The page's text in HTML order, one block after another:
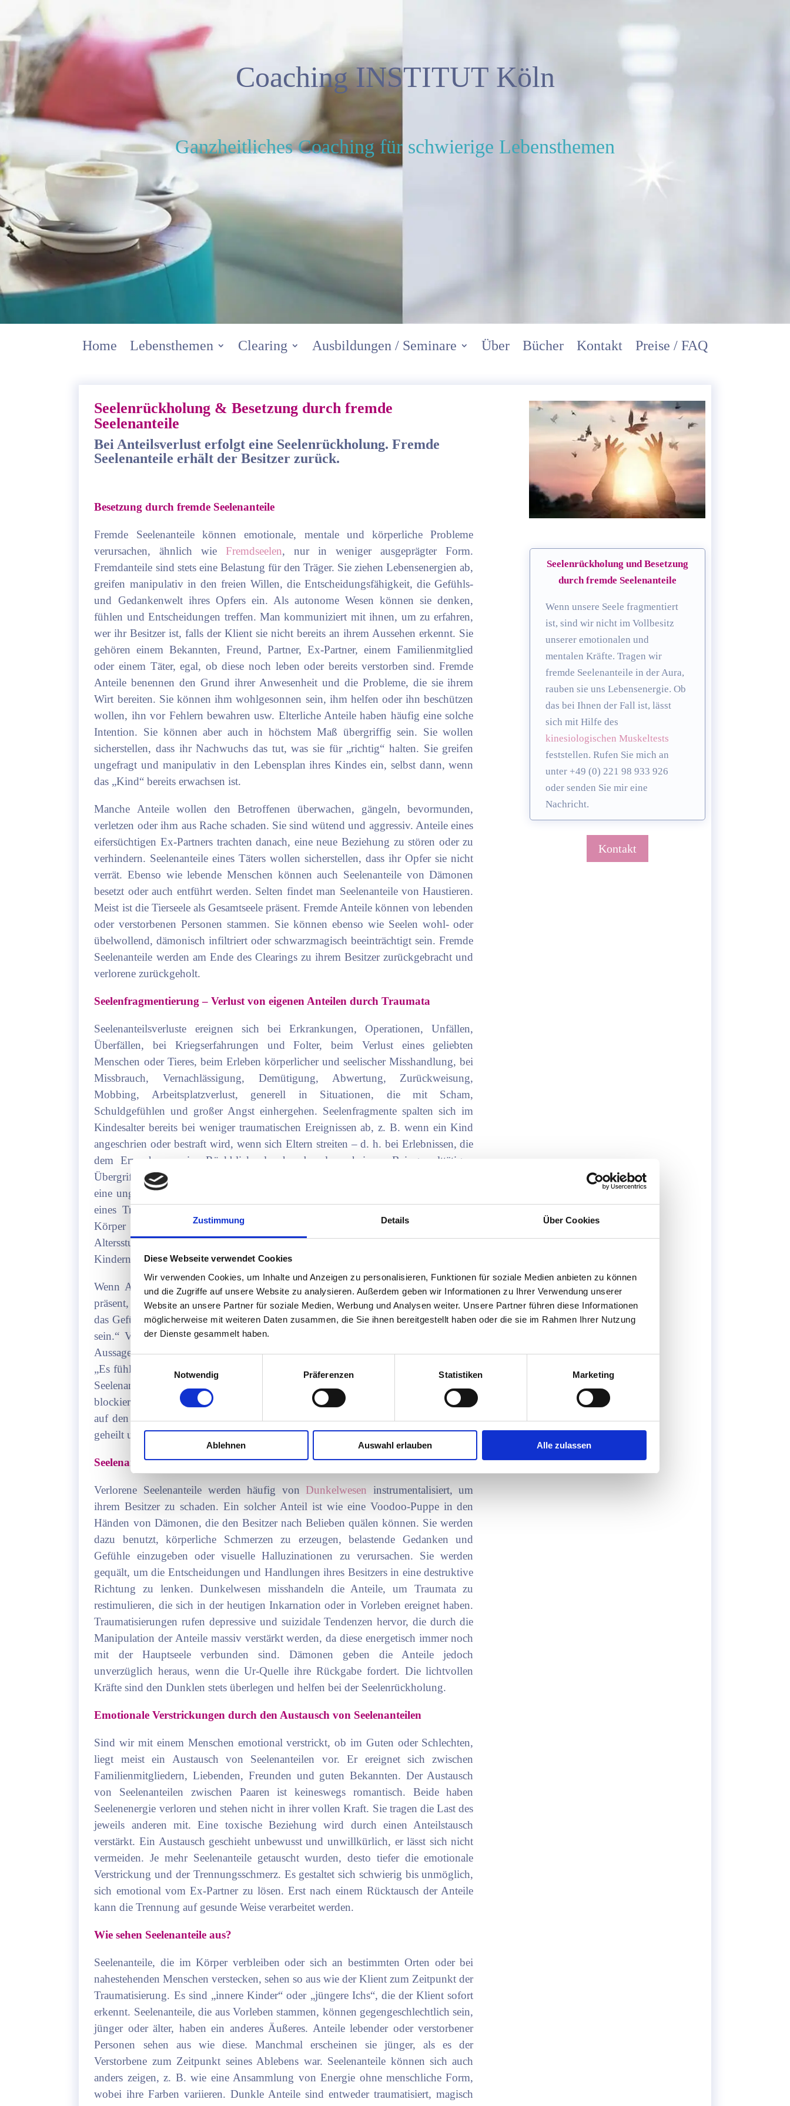
Zustimmung Details Über Cookies
Diese Webseite verwendet Cookies
Wir verwenden Cookies, um Inhalte und Anzeigen zu personalisieren, Funktionen für soziale Medien anbieten zu können
und die Zugriffe auf unsere Website zu analysieren. Außerdem geben wir Informationen zu Ihrer Verwendung unserer
Website an unsere Partner für soziale Medien, Werbung und Analysen weiter. Unsere Partner führen diese Informationen
möglicherweise mit weiteren Daten zusammen, die Sie ihnen bereitgestellt haben oder die sie im Rahmen Ihrer Nutzung
der Dienste gesammelt haben.
Notwendig
Präferenzen Statistiken Marketing
Ablehnen Auswahl erlauben Alle zulassen
Coaching INSTITUT Köln
Ganzheitliches Coaching für schwierige Lebensthemen
Home Lebensthemen Clearing Ausbildungen / Seminare Über Bücher Kontakt Preise / FAQ
Seelenrückholung & Besetzung durch fremde
Seelenanteile
Bei Anteilsverlust erfolgt eine Seelenrückholung. Fremde
Seelenanteile erhält der Besitzer zurück.
Besetzung durch fremde Seelenanteile
Fremde Seelenanteile können emotionale, mentale und körperliche Probleme
verursachen, ähnlich wie Fremdseelen, nur in weniger ausgeprägter Form.
Fremdanteile sind stets eine Belastung für den Träger. Sie ziehen Lebensenergien ab,
greifen manipulativ in den freien Willen, die Entscheidungsfähigkeit, die Gefühls-
und Gedankenwelt ihres Opfers ein. Als autonome Wesen können sie denken,
fühlen und Entscheidungen treffen. Man kommuniziert mit ihnen, um zu erfahren,
wer ihr Besitzer ist, falls der Klient sie nicht bereits an ihrem Aussehen erkennt. Sie
gehören einem Bekannten, Freund, Partner, Ex-Partner, einem Familienmitglied
oder einem Täter, egal, ob diese noch leben oder bereits verstorben sind. Fremde
Anteile benennen den Grund ihrer Anwesenheit und die Probleme, die sie ihrem
Wirt bereiten. Sie können ihm wohlgesonnen sein, ihm helfen oder ihn beschützen
wollen, ihn vor Fehlern bewahren usw. Elterliche Anteile haben häufig eine solche
Intention. Sie können aber auch in höchstem Maß übergriffig sein. Sie wollen
sicherstellen, dass ihr Nachwuchs das tut, was sie für „richtig“ halten. Sie greifen
ungefragt und manipulativ in den Lebensplan ihres Kindes ein, selbst dann, wenn
das „Kind“ bereits erwachsen ist.
Manche Anteile wollen den Betroffenen überwachen, gängeln, bevormunden,
verletzen oder ihm aus Rache schaden. Sie sind wütend und aggressiv. Anteile eines
eifersüchtigen Ex-Partners trachten danach, eine neue Beziehung zu stören oder zu
verhindern. Seelenanteile eines Täters wollen sicherstellen, dass ihr Opfer sie nicht
verrät. Ebenso wie lebende Menschen können auch Seelenanteile von Dämonen
besetzt oder auch entführt werden. Selten findet man Seelenanteile von Haustieren.
Meist ist die Tierseele als Gesamtseele präsent. Fremde Anteile können von lebenden
oder verstorbenen Personen stammen. Sie können ebenso wie Seelen wohl- oder
übelwollend, dämonisch infiltriert oder schwarzmagisch beeinträchtigt sein. Fremde
Seelenanteile werden am Ende des Clearings zu ihrem Besitzer zurückgebracht und
verlorene zurückgeholt.
Seelenfragmentierung – Verlust von eigenen Anteilen durch Traumata
Seelenanteilsverluste ereignen sich bei Erkrankungen, Operationen, Unfällen,
Überfällen, bei Kriegserfahrungen und Folter, beim Verlust eines geliebten
Menschen oder Tieres, beim Erleben körperlicher und seelischer Misshandlung, bei
Missbrauch, Vernachlässigung, Demütigung, Abwertung, Zurückweisung,
Mobbing, Arbeitsplatzverlust, generell in Situationen, die mit Scham,
Schuldgefühlen und großer Angst einhergehen. Seelenfragmente spalten sich im
Kindesalter bereits bei weniger traumatischen Ereignissen ab, z. B. wenn ein Kind
angeschrien oder bestraft wird, wenn sich Eltern streiten – d. h. bei Erlebnissen, die
dem Erwachsenen im Rückblick als eher banal erscheinen. Bei gewalttätigen
Übergriffen gehen Anteile vom Täter auf das Opfer über und/oder umgekehrt, was
eine ungute emotionale Verstrickung zur Folge hat. Seelenanteile können während
eines Traumas zu anderen Personen oder Orten flüchten. Andere verbleiben im
Körper und kapseln sich von der Hauptseele ab. Sie bleiben auf der jeweiligen
Altersstufe stehen, daher spricht man auch von „jüngeren Ichs“ oder „inneren
Kindern“.
Wenn Anteile fehlen oder sich abkapseln, sind wir energetisch nicht vollständig
präsent, nicht im Besitz unserer vollen Seelen- und Schöpferkraft. Betroffene haben
das Gefühl, nicht „ganz“ oder „leer“ zu sein, „neben sich zu stehen“, „außer sich zu
sein.“ Vielfach entsteht der Eindruck, dass etwas Wichtiges „fehlt“. Das führt zu
Aussagen wie: „Als mein Mann verstarb, ist ein Teil von mir mit ihm gegangen.“
„Es fühlte sich an, als hätte man mir einen Teil meines Herzens herausgerissen.“ Ein
Seelenanteilsverlust kann unsere persönliche und spirituelle Entwicklung
blockieren. Je höher der Anteilsverlust, desto schwerwiegender die Auswirkungen
auf den Betroffenen, umso wichtiger ist eine Seelenrückholung, bei der die Anteile
geheilt und wieder integriert werden.
Seelenanteile in den Fängen von Dunkelwesen
Verlorene Seelenanteile werden häufig von Dunkelwesen
instrumentalisiert, um
ihrem Besitzer zu schaden. Ein solcher Anteil ist wie eine Voodoo-Puppe in den
Händen von Dämonen, die den Besitzer nach Belieben quälen können. Sie werden
dazu benutzt, körperliche Schmerzen zu erzeugen, belastende Gedanken und
Gefühle einzugeben oder visuelle Halluzinationen zu verursachen. Sie werden
gequält, um die Entscheidungen und Handlungen ihres Besitzers in eine destruktive
Richtung zu lenken. Dunkelwesen misshandeln die Anteile, um Traumata zu
restimulieren, die sich in der heutigen Inkarnation oder in Vorleben ereignet haben.
Traumatisierungen rufen depressive und suizidale Tendenzen hervor, die durch die
Manipulation der Anteile massiv verstärkt werden, da diese energetisch immer noch
mit der Hauptseele verbunden sind. Dämonen geben die Anteile jedoch
unverzüglich heraus, wenn die Ur-Quelle ihre Rückgabe fordert. Die lichtvollen
Kräfte sind den Dunklen stets überlegen und helfen bei der Seelenrückholung.
Emotionale Verstrickungen durch den Austausch von Seelenanteilen
Sind wir mit einem Menschen emotional verstrickt, ob im Guten oder Schlechten,
liegt meist ein Austausch von Seelenanteilen vor. Er ereignet sich zwischen
Familienmitgliedern, Liebenden, Freunden und guten Bekannten. Der Austausch
von Seelenanteilen zwischen Paaren ist keineswegs romantisch. Beide haben
Seelenenergie verloren und stehen nicht in ihrer vollen Kraft. Sie tragen die Last des
jeweils anderen mit. Eine toxische Beziehung wird durch einen Anteilstausch
verstärkt. Ein Austausch geschieht unbewusst und unwillkürlich, er lässt sich nicht
vermeiden. Je mehr Seelenanteile getauscht wurden, desto tiefer die emotionale
Verstrickung und der Trennungsschmerz. Es gestaltet sich schwierig bis unmöglich,
sich emotional vom Ex-Partner zu lösen. Erst nach einem Rücktausch der Anteile
kann die Trennung auf gesunde Weise verarbeitet werden.
Wie sehen Seelenanteile aus?
Seelenanteile, die im Körper verbleiben oder sich an bestimmten Orten oder bei
nahestehenden Menschen verstecken, sehen so aus wie der Klient zum Zeitpunkt der
Traumatisierung. Es sind „innere Kinder“ oder „jüngere Ichs“, die der Klient sofort
erkennt. Seelenanteile, die aus Vorleben stammen, können gegengeschlechtlich sein,
jünger oder älter, haben ein anderes Äußeres. Anteile lebender oder verstorbener
Personen sehen aus wie diese. Manchmal erscheinen sie jünger, als es der
Verstorbene zum Zeitpunkt seines Ablebens war. Seelenanteile können sich auch
anders zeigen, z. B. wie eine Ansammlung von Energie ohne menschliche Form,
wobei ihre Farben variieren. Dunkle Anteile sind entweder traumatisiert, magisch
Seelenrückholung und Besetzung
durch fremde Seelenanteile
Wenn unsere Seele fragmentiert
ist, sind wir nicht im Vollbesitz
unserer emotionalen und
mentalen Kräfte. Tragen wir
fremde Seelenanteile in der Aura,
rauben sie uns Lebensenergie. Ob
das bei Ihnen der Fall ist, lässt
sich mit Hilfe des
kinesiologischen Muskeltests
feststellen. Rufen Sie mich an
unter +49 (0) 221 98 933 926
oder senden Sie mir eine
Nachricht.
Kontakt